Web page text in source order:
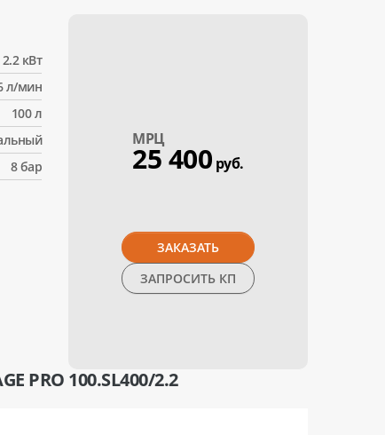
2.2 кВт
л/мин
100 л
8 бар
МPЦ
25 400 руб.
ЗАКАЗАТЬ
ЗАПРОСИТЬ КП
100.SL400/2.2